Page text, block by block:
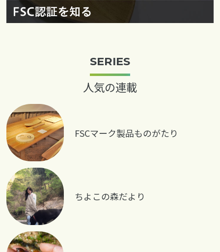
SERIES
人気の連載
FSCマーク製品ものがたり
ちよこの森だより